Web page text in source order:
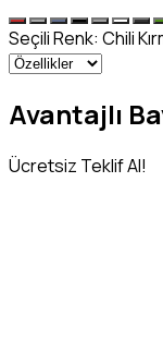
Seçili Renk: Chili
Avantajlı
Ücretsiz Teklif Al!